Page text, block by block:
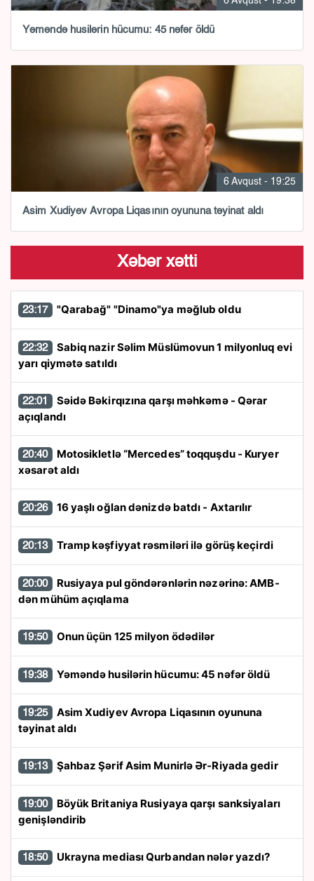
Yəməndə husilərin hücumu: 45 nəfər öldü
6 Avqust - 19:25
Asim Xudiyev Avropa Liqasının oyununa təyinat aldı
Xəbər xətti
23:17 "Qarabağ" "Dinamo"ya məğlub oldu
22:32
yarı qiymətə satıldı
22:01
açıqlandı
20:40
xəsarət aldı
20:26 16 yaşlı oğlan dənizdə batdı - Axtarılır
20:13 Tramp kəşfiyyat rəsmiləri ilə görüş keçirdi
20:00
dən mühüm açıqlama
19:50 Onun üçün 125 milyon ödədilər
19:38 Yəməndə husilərin hücumu: 45 nəfər öldü
19:25
təyinat aldı
19:13 Şahbaz Şərif Asim Munirlə Ər-Riyada gedir
19:00
genişləndirib
18:50 Ukrayna mediası Qurbandan nələr yazdı?